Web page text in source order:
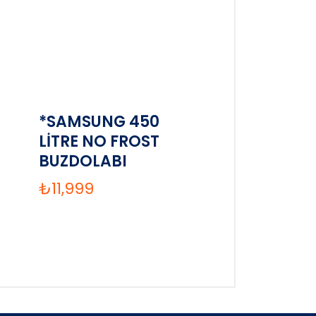
*SAMSUNG 450
LİTRE NO FROST
BUZDOLABI
₺11,999